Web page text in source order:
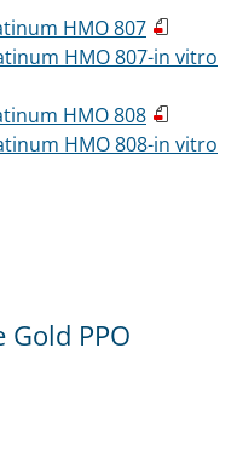
HMO 807
HMO 807-in vitro
HMO 808
HMO 808-in vitro
PPO